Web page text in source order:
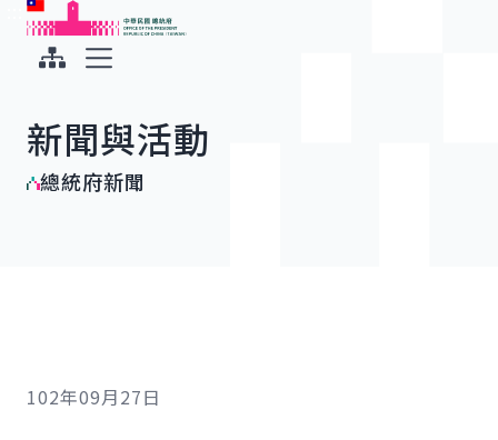
跳到主要內容
中華民國總統府
新聞與活動
總統府新聞
102年09月27日